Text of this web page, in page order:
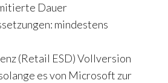
Dauer
mindestens
(Retail ESD) Vollversion
es von Microsoft zur